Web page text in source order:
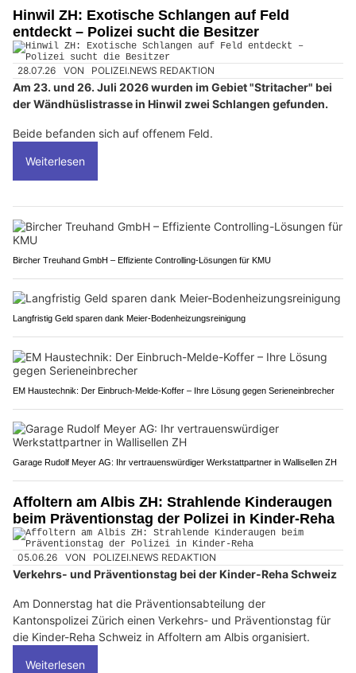
Hinwil ZH: Exotische Schlangen auf Feld
entdeckt – Polizei sucht die Besitzer
28.07.26 VON POLIZEI.NEWS REDAKTION
Am 23. und 26. Juli 2026 wurden im Gebiet "Stritacher" bei
der Wändhüslistrasse in Hinwil zwei Schlangen gefunden.
Beide befanden sich auf offenem Feld.
Weiterlesen
Bircher Treuhand GmbH – Effiziente Controlling-Lösungen für KMU
Langfristig Geld sparen dank Meier-Bodenheizungsreinigung
EM Haustechnik: Der Einbruch-Melde-Koffer – Ihre Lösung gegen Serieneinbrecher
Garage Rudolf Meyer AG: Ihr vertrauenswürdiger Werkstattpartner in Wallisellen ZH
Affoltern am Albis ZH: Strahlende Kinderaugen
beim Präventionstag der Polizei in Kinder-Reha
05.06.26 VON POLIZEI.NEWS REDAKTION
Verkehrs- und Präventionstag bei der Kinder-Reha Schweiz
Am Donnerstag hat die Präventionsabteilung der
Kantonspolizei Zürich einen Verkehrs- und Präventionstag für
die Kinder-Reha Schweiz in Affoltern am Albis organisiert.
Weiterlesen